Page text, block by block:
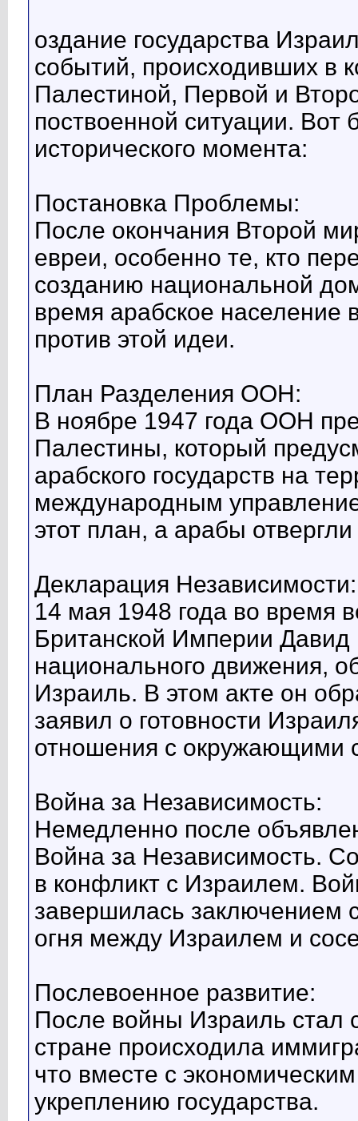
оздание государства
событий, происходивших в
Палестиной, Первой и
поствоенной ситуации. Вот
исторического момента:
Постановка Проблемы:
После окончания Второй
евреи, особенно те, кто
созданию национальной
время арабское население
против этой идеи.
План Разделения ООН:
В ноябре 1947 года ООН
Палестины, который
арабского государств на
международным
этот план, а арабы
Декларация Независимости:
14 мая 1948 года во время
Британской Империи Давид
национального движения,
Израиль. В этом акте он
заявил о готовности
отношения с окружающими
Война за Независимость:
Немедленно после
Война за Независимость.
в конфликт с Израилем.
завершилась заключением
огня между Израилем и
Послевоенное развитие:
После войны Израиль стал
стране происходила
что вместе с
укреплению государства.